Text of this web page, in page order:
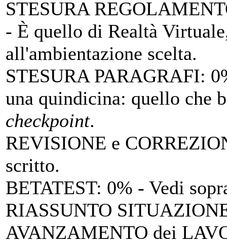
STESURA
- È quello di Realtà
all'ambientazione scelta.
STESURA PARAGRAFI:
una quindicina: quello che
checkpoint.
REVISIONE e
scritto.
BETATEST: 0% - Vedi
RIASSUNTO
AVANZAMENTO dei